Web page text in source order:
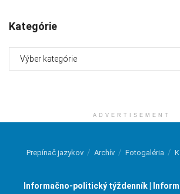
Kategórie
ADVERTISEMENT
Prepínač jazykov Archív Fotogaléria
Informačno-politický týždenník |